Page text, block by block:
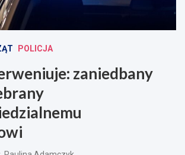
POLICJA
zaniedbany